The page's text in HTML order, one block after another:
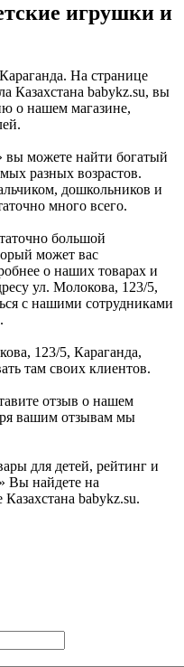
игрушки и
На странице
Казахстана babykz.su, вы
о нашем магазине,
вы можете найти богатый
разных возрастов.
дошкольников и
много всего.
большой
может вас
о наших товарах и
ул. Молокова, 123/5,
с нашими сотрудниками
123/5, Караганда,
там своих клиентов.
отзыв о нашем
вашим отзывам мы
для детей, рейтинг и
Вы найдете на
babykz.su.